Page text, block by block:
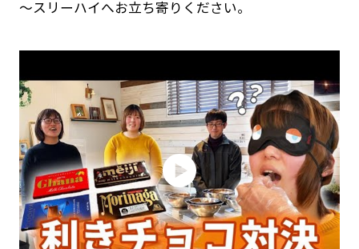
～スリーハイへお立ち寄りください。